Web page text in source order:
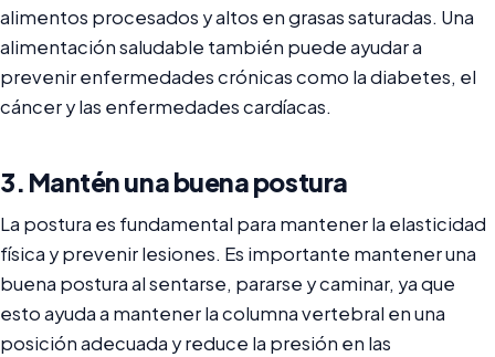
alimentos procesados y altos en grasas saturadas. Una
alimentación saludable también puede ayudar a
prevenir enfermedades crónicas como la diabetes, el
cáncer y las enfermedades cardíacas.
3. Mantén una buena postura
La postura es fundamental para mantener la elasticidad
física y prevenir lesiones. Es importante mantener una
buena postura al sentarse, pararse y caminar, ya que
esto ayuda a mantener la columna vertebral en una
posición adecuada y reduce la presión en las